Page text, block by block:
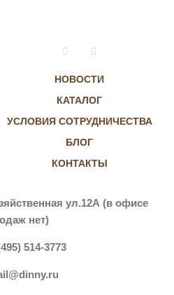
НОВОСТИ
КАТАЛОГ
УСЛОВИЯ СОТРУДНИЧЕСТВА
БЛОГ
КОНТАКТЫ
VkontakteInstagram
ул.12А (в офисе
нет)
514-3773